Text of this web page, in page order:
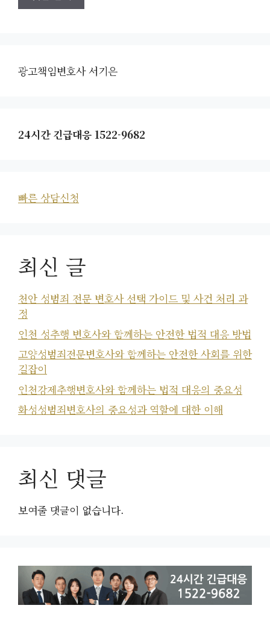
광고책임변호사 서기은
24시간 긴급대응 1522-9682
빠른 상담신청
최신 글
천안 성범죄 전문 변호사 선택 가이드 및 사건 처리 과
정
인천 성추행 변호사와 함께하는 안전한 법적 대응 방법
고양성범죄전문변호사와 함께하는 안전한 사회를 위한
길잡이
인천강제추행변호사와 함께하는 법적 대응의 중요성
화성성범죄변호사의 중요성과 역할에 대한 이해
최신 댓글
보여줄 댓글이 없습니다.